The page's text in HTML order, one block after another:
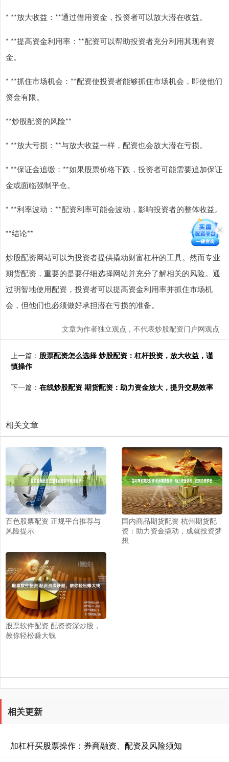
* **放大收益：**通过借用资金，投资者可以放大潜在收益。
* **提高资金利用率：**配资可以帮助投资者充分利用其现有资
金。
* **抓住市场机会：**配资使投资者能够抓住市场机会，即使他们
资金有限。
**炒股配资的风险**
* **放大亏损：**与放大收益一样，配资也会放大潜在亏损。
* **保证金追缴：**如果股票价格下跌，投资者可能需要追加保证
金或面临强制平仓。
* **利率波动：**配资利率可能会波动，影响投资者的整体收益。
**结论**
炒股配资网站可以为投资者提供撬动财富杠杆的工具。然而专业
期货配资，重要的是要仔细选择网站并充分了解相关的风险。通
过明智地使用配资，投资者可以提高资金利用率并抓住市场机
会，但他们也必须做好承担潜在亏损的准备。
文章为作者独立观点，不代表炒股配资门户网观点
上一篇： 股票配资怎么选择 炒股配资：杠杆投资，放大收益，谨
慎操作
下一篇： 在线炒股配资 期货配资：助力资金放大，提升交易效率
相关文章
百色股票配资 正规平台推荐与
风险提示
国内商品期货配资 杭州期货配
资：助力资金撬动，成就投资梦
想
股票软件配资 配资资深炒股，
教你轻松赚大钱
相关更新
加杠杆买股票操作：券商融资、配资及风险须知